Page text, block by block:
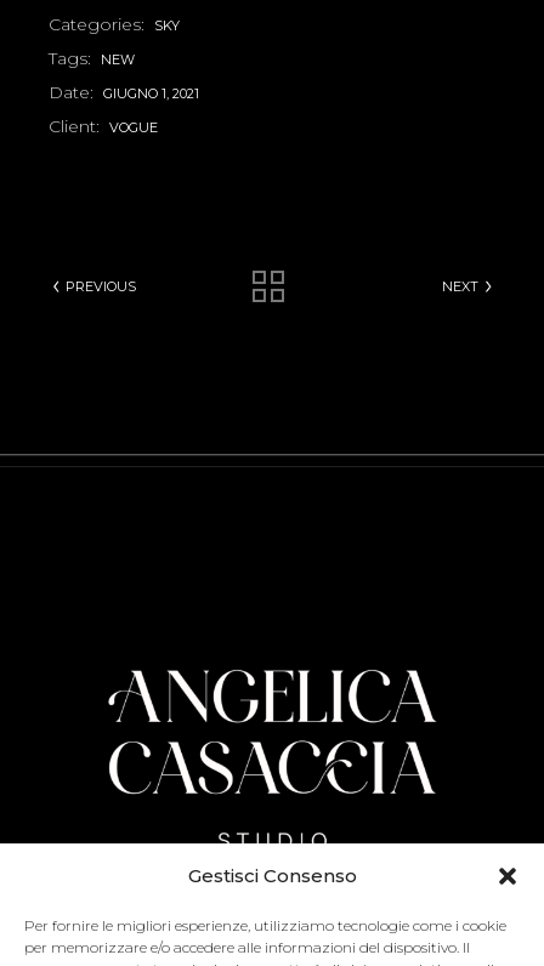
Gestisci Consenso
Per fornire le migliori esperienze, utilizziamo tecnologie come i cookie
per memorizzare e/o accedere alle informazioni del dispositivo. Il
Categories: SKY
Tags: NEW
Date: GIUGNO 1, 2021
Client: VOGUE
PREVIOUS NEXT
Adress: Via Vicinale Vecchia 10, Parete (CE) – 81030